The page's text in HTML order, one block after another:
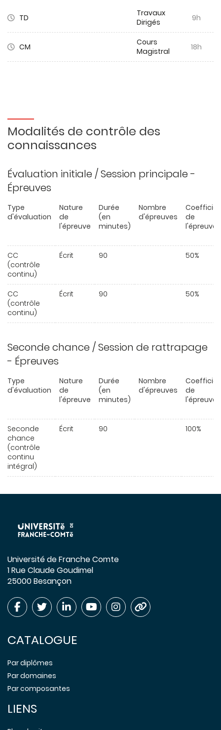
TD
Travaux
Dirigés
9h
CM
Cours
Magistral
18h
Modalités de contrôle des
connaissances
Évaluation initiale / Session principale -
Épreuves
Type
d'évaluation
Nature
de
l'épreuve
Durée
(en
minutes)
Nombre
d'épreuves
de
l'épreuve
CC
(contrôle
continu)
Écrit 90 50%
CC
(contrôle
continu)
Écrit 90 50%
Seconde chance / Session de rattrapage
- Épreuves
Type
d'évaluation
Nature
de
l'épreuve
Durée
(en
minutes)
Nombre
d'épreuves
de
l'épreuve
Seconde
chance
(contrôle
continu
intégral)
Écrit 90 100%
Université de Franche Comte
1 Rue Claude Goudimel
25000 Besançon
CATALOGUE
Par diplômes
Par domaines
Par composantes
LIENS